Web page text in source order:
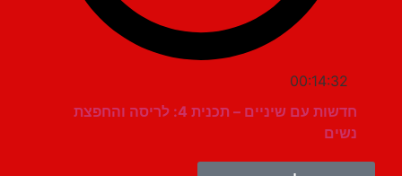
00:14:32
חדשות עם שיניים – תכנית 4: לריסה והחפצת